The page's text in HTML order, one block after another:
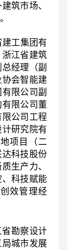
筑市场、
工集团有
江省建筑
经理（副
会智能建
限公司副
限公司董
公司工程
研究院有
项目（二
科技股份
生产力、
科技赋能
效管理经
勘察设计
城市发展